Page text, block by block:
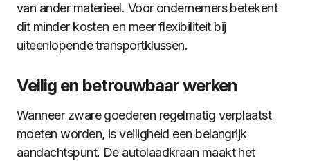
van ander materieel. Voor ondernemers betekent
dit minder kosten en meer flexibiliteit bij
uiteenlopende transportklussen.
Veilig en betrouwbaar werken
Wanneer zware goederen regelmatig verplaatst
moeten worden, is veiligheid een belangrijk
aandachtspunt. De autolaadkraan maakt het